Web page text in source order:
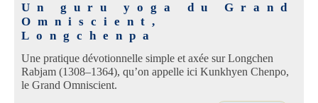
Un guru yoga du Grand
Omniscient,
Longchenpa
Une pratique dévotionnelle simple et axée sur Longchen
Rabjam (1308–1364), qu’on appelle ici Kunkhyen Chenpo,
le Grand Omniscient.